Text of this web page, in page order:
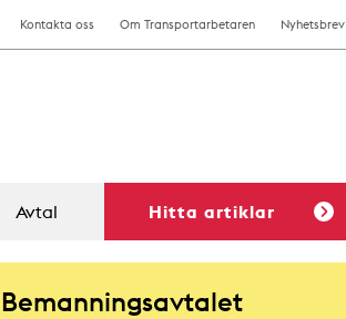
Kontakta oss Om Transportarbetaren Nyhetsbrev
Avtal Hitta artiklar
Bemanningsavtalet